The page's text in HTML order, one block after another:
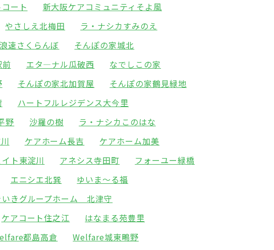
ート
新大阪ケアコミュニティそよ風
やさしえ北梅田
ラ・ナシカすみのえ
速さくらんぼ
そんぽの家城北
前 エタ―ナル瓜破西
なでしこの家
そんぽの家北加賀屋
そんぽの家鶴見緑地
ハートフルレジデンス大今里
野 沙羅の樹
ラ・ナシカこのはな
ケアホーム長吉
ケアホーム加美
ト東淀川 アネシス寺田町
フォーユー緑橋
エニシエ北巽
ゆいま～る福
いきグループホーム 北津守
ケアコート住之江
はなまる苑豊里
都島高倉 Welfare城東鴫野